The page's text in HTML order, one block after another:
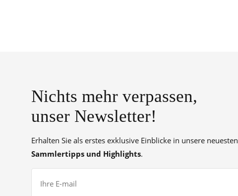
Nichts mehr verpassen,
unser Newsletter!
Erhalten Sie als erstes exklusive Einblicke in unsere neuesten
Sammlertipps und Highlights.